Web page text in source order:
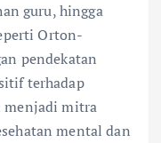
guru, hingga
Orton-
pendekatan
terhadap
menjadi mitra
mental dan